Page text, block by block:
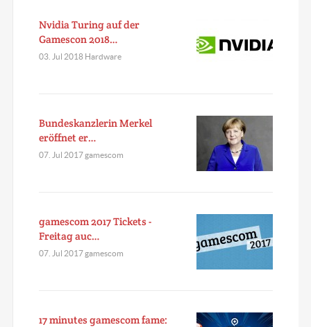
Nvidia Turing auf der
Gamescon 2018…
03. Jul 2018 Hardware
Bundeskanzlerin Merkel
eröffnet er…
07. Jul 2017 gamescom
gamescom 2017 Tickets -
Freitag auc…
07. Jul 2017 gamescom
17 minutes gamescom fame: